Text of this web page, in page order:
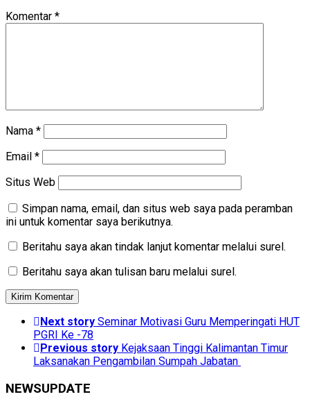
Komentar *
Nama *
Email *
Situs Web
Simpan nama, email, dan situs web saya pada peramban
ini untuk komentar saya berikutnya.
Beritahu saya akan tindak lanjut komentar melalui surel.
Beritahu saya akan tulisan baru melalui surel.
Next story Seminar Motivasi Guru Memperingati HUT
PGRI Ke -78
Previous story Kejaksaan Tinggi Kalimantan Timur
Laksanakan Pengambilan Sumpah Jabatan
NEWSUPDATE